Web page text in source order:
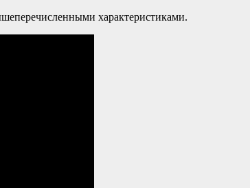
характеристиками.